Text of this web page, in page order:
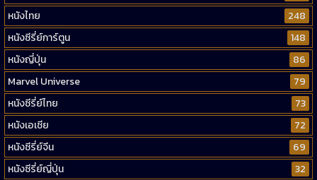
หนังไทย
248
หนังซีรี่ย์การ์ตูน
148
หนังญี่ปุ่น
86
Marvel Universe
79
หนังซีรี่ย์ไทย
73
หนังเอเชีย
72
หนังซีรี่ย์จีน
69
หนังซีรี่ย์ญี่ปุ่น
32